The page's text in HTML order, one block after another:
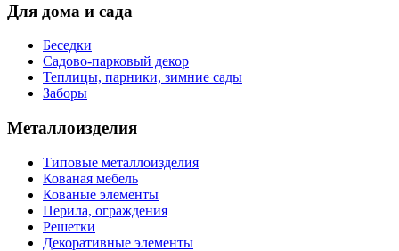
Для дома и сада
Беседки
Садово-парковый декор
Теплицы, парники, зимние сады
Заборы
Металлоизделия
Типовые металлоизделия
Кованая мебель
Кованые элементы
Перила, ограждения
Решетки
Декоративные элементы